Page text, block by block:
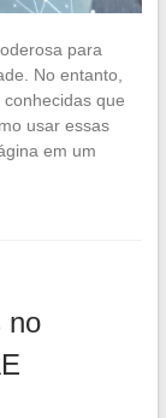
para
No entanto,
que
usar essas
em um
no